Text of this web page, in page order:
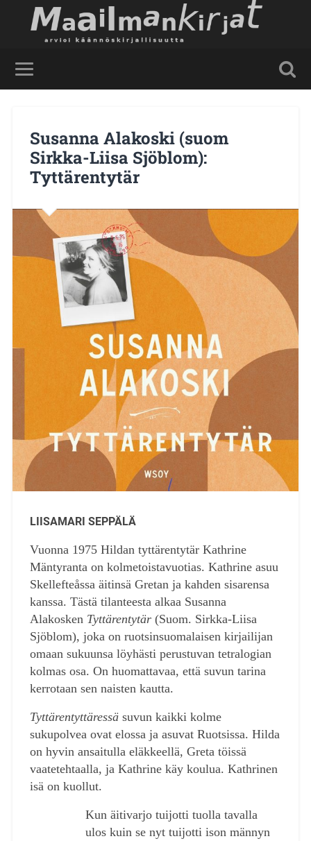
Susanna Alakoski (suom
Sirkka-Liisa Sjöblom):
Tyttärentytär
LIISAMARI SEPPÄLÄ
Vuonna 1975 Hildan tyttärentytär Kathrine
Mäntyranta on kolmetoistavuotias. Kathrine asuu
Skellefteåssa äitinsä Gretan ja kahden sisarensa
kanssa. Tästä tilanteesta alkaa Susanna
Alakosken Tyttärentytär(Suom. Sirkka-Liisa
Sjöblom), joka on ruotsinsuomalaisen kirjailijan
omaan sukuunsa löyhästi perustuvan tetralogian
kolmas osa. On huomattavaa, että suvun tarina
kerrotaan sen naisten kautta.
Tyttärentyttäressäsuvun kaikki kolme
sukupolvea ovat elossa ja asuvat Ruotsissa. Hilda
on hyvin ansaitulla eläkkeellä, Greta töissä
vaatetehtaalla, ja Kathrine käy koulua. Kathrinen
isä on kuollut.
Kun äitivarjo tuijotti tuolla tavalla
ulos kuin se nyt tuijotti ison männyn